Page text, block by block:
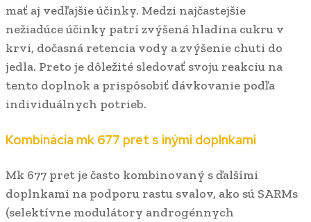
mať aj vedľajšie účinky. Medzi najčastejšie
nežiadúce účinky patrí zvýšená hladina cukru v
krvi, dočasná retencia vody a zvýšenie chuti do
jedla. Preto je dôležité sledovať svoju reakciu na
tento doplnok a prispôsobiť dávkovanie podľa
individuálnych potrieb.
Kombinácia mk 677 pret s inými doplnkami
Mk 677 pret je často kombinovaný s ďalšími
doplnkami na podporu rastu svalov, ako sú SARMs
(selektívne modulátory androgénnych